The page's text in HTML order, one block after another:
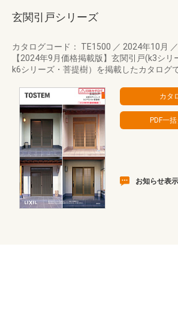
玄関引戸シリーズ
カタログコード： TE1500 ／ 2024年10月 ／
【2024年9月価格掲載版】玄関引戸(k3シリ
k6シリーズ・菩提樹）を掲載したカタログで
お知らせ表示